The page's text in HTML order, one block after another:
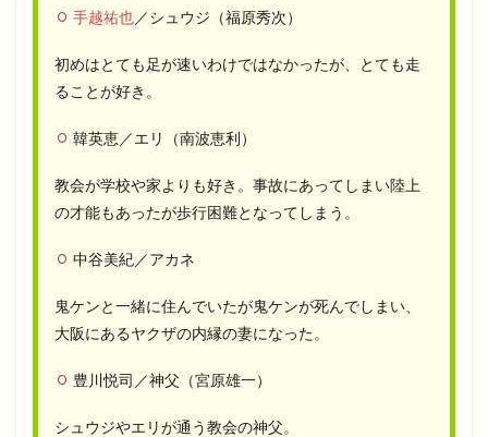
手越祐也／シュウジ（福原秀次）
初めはとても足が速いわけではなかったが、とても走
ることが好き。
韓英恵／エリ（南波恵利）
教会が学校や家よりも好き。事故にあってしまい陸上
の才能もあったが歩行困難となってしまう。
中谷美紀／アカネ
鬼ケンと一緒に住んでいたが鬼ケンが死んでしまい、
大阪にあるヤクザの内縁の妻になった。
豊川悦司／神父（宮原雄一）
シュウジやエリが通う教会の神父。